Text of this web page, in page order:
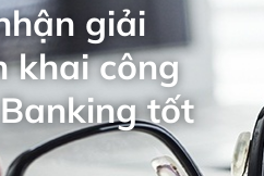
giải
khai công
tốt